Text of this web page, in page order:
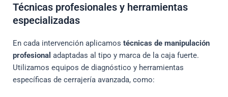
Técnicas profesionales y herramientas
especializadas
En cada intervención aplicamos técnicas de manipulación
profesional adaptadas al tipo y marca de la caja fuerte.
Utilizamos equipos de diagnóstico y herramientas
específicas de cerrajería avanzada, como: